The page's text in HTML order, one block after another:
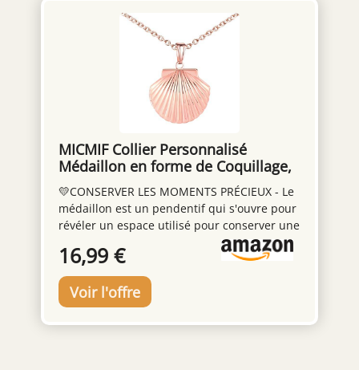
MICMIF Collier Personnalisé
Médaillon en forme de Coquillage,
Acier inoxydable Pendentif
Coquillage Porte Photo Médaillon
pour 2 Photo avec Chaîne 50cm
Bijoux pour Femme Filles
💛CONSERVER LES MOMENTS PRÉCIEUX - Le
médaillon est un pendentif qui s'ouvre pour
révéler un espace utilisé pour conserver une
photographie. Ce collier médaillon en forme
de coquille comprend deux fenêtres
intérieures pouvant contenir deux photos,
ce qui vous permet de garder vos précieux
souvenirs et vos êtres chers près de votre
cœur. 💛COLLIER PHOTO COQUILLAGE - Le
16,99 €